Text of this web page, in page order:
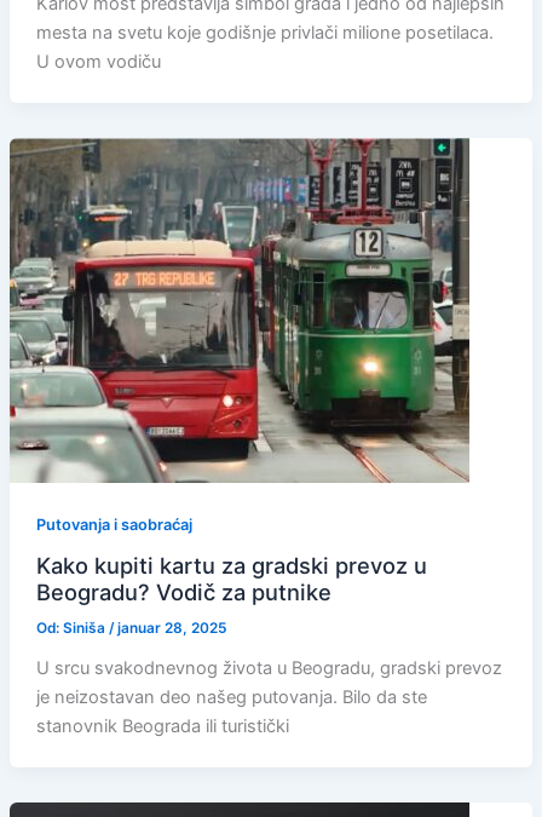
mesta na svetu koje godišnje privlači milione posetilaca.
U ovom vodiču
Putovanja i saobraćaj
Kako kupiti kartu za gradski prevoz u
Beogradu? Vodič za putnike
Od: Siniša /januar 28, 2025
U srcu svakodnevnog života u Beogradu, gradski prevoz
je neizostavan deo našeg putovanja. Bilo da ste
stanovnik Beograda ili turistički